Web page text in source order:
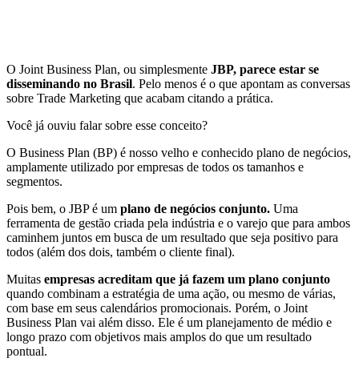
O Joint Business Plan, ou simplesmente JBP, parece estar se
disseminando no Brasil. Pelo menos é o que apontam as conversas
sobre Trade Marketing que acabam citando a prática.
Você já ouviu falar sobre esse conceito?
O Business Plan (BP) é nosso velho e conhecido plano de negócios,
amplamente utilizado por empresas de todos os tamanhos e
segmentos.
Pois bem, o JBP é um plano de negócios conjunto. Uma
ferramenta de gestão criada pela indústria e o varejo que para ambos
caminhem juntos em busca de um resultado que seja positivo para
todos (além dos dois, também o cliente final).
Muitas empresas acreditam que já fazem um plano conjunto
quando combinam a estratégia de uma ação, ou mesmo de várias,
com base em seus calendários promocionais. Porém, o Joint
Business Plan vai além disso. Ele é um planejamento de médio e
longo prazo com objetivos mais amplos do que um resultado
pontual.